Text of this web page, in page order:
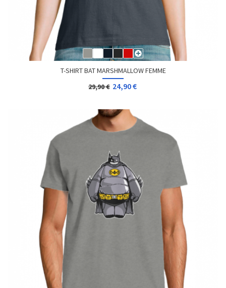
T-SHIRT BAT MARSHMALLOW FEMME
29,90 € 24,90 €